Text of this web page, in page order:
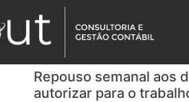
Repouso semanal aos
autorizar para o